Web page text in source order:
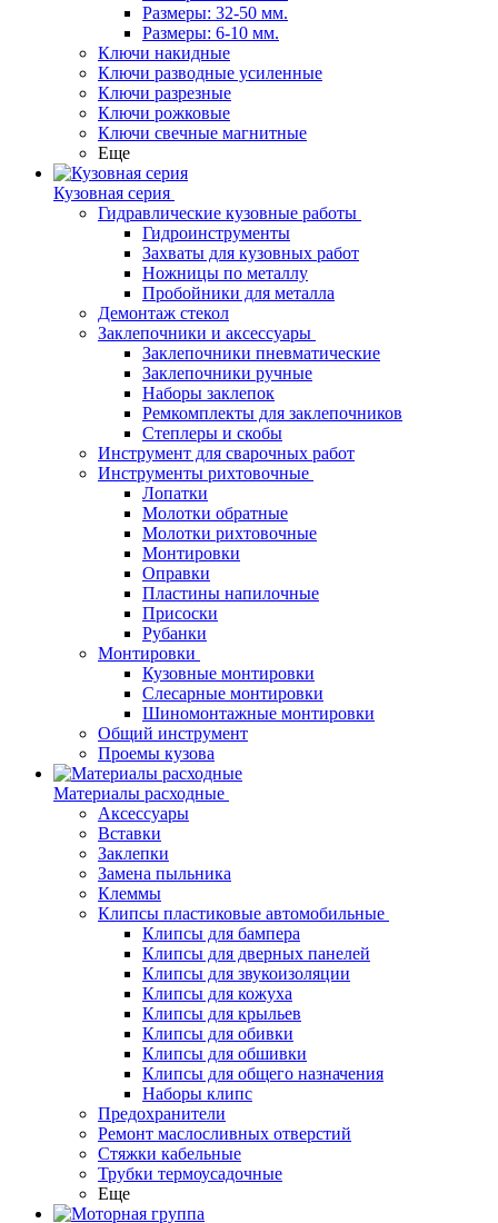
Размеры: 32-50 мм.
Размеры: 6-10 мм.
Ключи накидные
Ключи разводные усиленные
Ключи разрезные
Ключи рожковые
Ключи свечные магнитные
Еще
Кузовная серия
Гидравлические кузовные работы
Гидроинструменты
Захваты для кузовных работ
Ножницы по металлу
Пробойники для металла
Демонтаж стекол
Заклепочники и аксессуары
Заклепочники пневматические
Заклепочники ручные
Наборы заклепок
Ремкомплекты для заклепочников
Степлеры и скобы
Инструмент для сварочных работ
Инструменты рихтовочные
Лопатки
Молотки обратные
Молотки рихтовочные
Монтировки
Оправки
Пластины напилочные
Присоски
Рубанки
Монтировки
Кузовные монтировки
Слесарные монтировки
Шиномонтажные монтировки
Общий инструмент
Проемы кузова
Материалы расходные
Аксессуары
Вставки
Заклепки
Замена пыльника
Клеммы
Клипсы пластиковые автомобильные
Клипсы для бампера
Клипсы для дверных панелей
Клипсы для звукоизоляции
Клипсы для кожуха
Клипсы для крыльев
Клипсы для обивки
Клипсы для обшивки
Клипсы для общего назначения
Наборы клипс
Предохранители
Ремонт маслосливных отверстий
Стяжки кабельные
Трубки термоусадочные
Еще